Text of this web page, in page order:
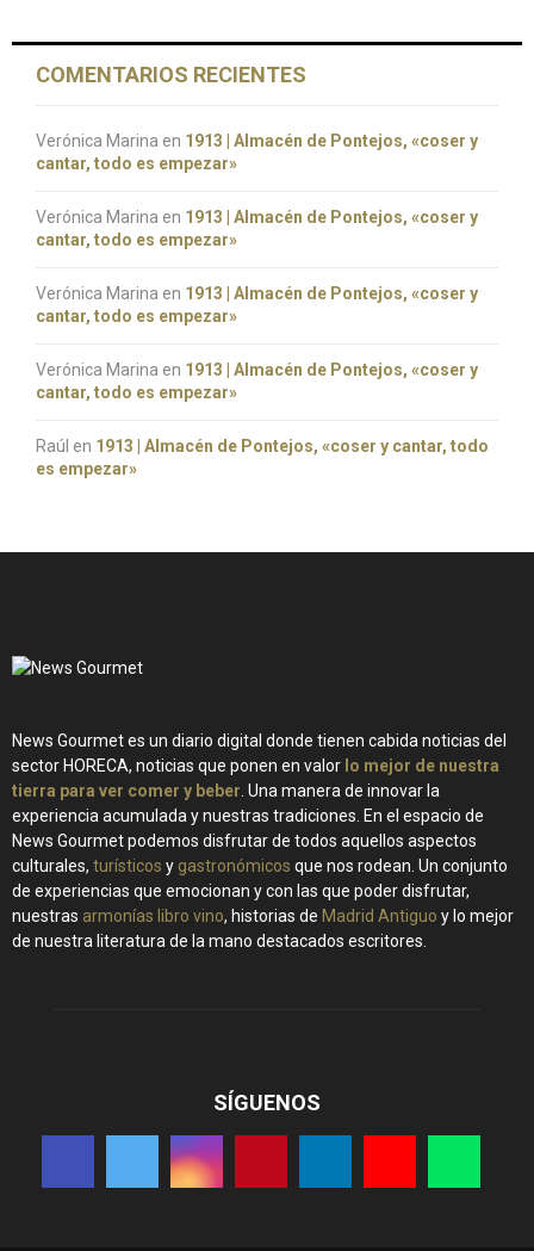
COMENTARIOS RECIENTES
Verónica Marina en 1913 | Almacén de Pontejos, «coser y
cantar, todo es empezar»
Verónica Marina en 1913 | Almacén de Pontejos, «coser y
cantar, todo es empezar»
Verónica Marina en 1913 | Almacén de Pontejos, «coser y
cantar, todo es empezar»
Verónica Marina en 1913 | Almacén de Pontejos, «coser y
cantar, todo es empezar»
Raúl en 1913 | Almacén de Pontejos, «coser y cantar, todo
es empezar»
News Gourmet es un diario digital donde tienen cabida noticias del
sector HORECA, noticias que ponen en valor lo mejor de nuestra
tierra para ver comer y beber . Una manera de innovar la
experiencia acumulada y nuestras tradiciones. En el espacio de
News Gourmet podemos disfrutar de todos aquellos aspectos
culturales, turísticos y gastronómicos que nos rodean. Un conjunto
de experiencias que emocionan y con las que poder disfrutar,
nuestras armonías libro vino, historias de Madrid Antiguo y lo mejor
de nuestra literatura de la mano destacados escritores.
SÍGUENOS